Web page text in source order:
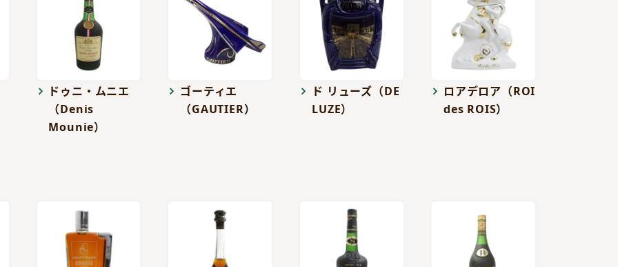
ドゥニ・ムニエ
（Denis
Mounie）
ゴーティエ
（GAUTIER）
ド リューズ（DE
LUZE）
ロアデロア（ROI
des ROIS）